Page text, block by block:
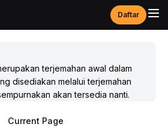
Daftar
terjemahan awal dalam
disediakan melalui terjemahan
akan tersedia nanti.
Current Page